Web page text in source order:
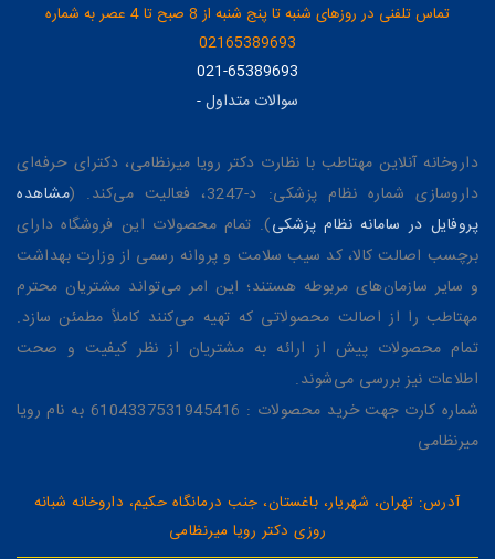
تماس تلفنی در روزهای شنبه تا پنج شنبه از 8 صبح تا 4 عصر به شماره
02165389693
021-65389693
سوالات متداول-
داروخانه آنلاین مهتاطب با نظارت دکتر رویا میرنظامی، دکترای حرفه‌ای
داروسازی شماره نظام پزشکی: د-3247، فعالیت می‌کند. (
مشاهده
پروفایل در سامانه نظام پزشکی). تمام محصولات این فروشگاه دارای
برچسب اصالت کالا، کد سیب سلامت و پروانه رسمی از وزارت بهداشت
و سایر سازمان‌های مربوطه هستند؛ این امر می‌تواند مشتریان محترم
مهتاطب را از اصالت محصولاتی که تهیه می‌کنند کاملاً مطمئن سازد.
تمام محصولات پیش از ارائه به مشتریان از نظر کیفیت و صحت
اطلاعات نیز بررسی می‌شوند.
شماره کارت جهت خرید محصولات : 6104337531945416 به نام رویا
میرنظامی
آدرس: تهران، شهریار، باغستان، جنب درمانگاه حکیم، داروخانه شبانه
روزی دکتر رویا میرنظامی